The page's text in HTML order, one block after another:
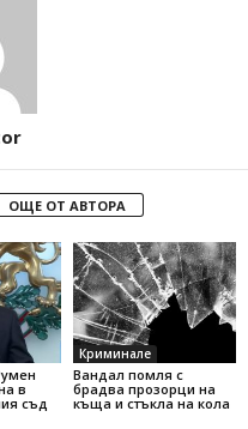
ОЩЕ ОТ АВТОРА
в
съд
Криминале
Вандал помля с
брадва прозорци на
къща и стъкла на кола